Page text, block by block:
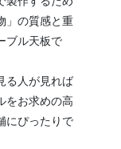
」の質感と重
ブル天板で
る人が見れば
をお求めの高
にぴったりで